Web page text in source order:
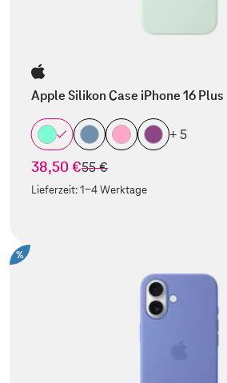
Apple Silikon Case iPhone 16 Plus
+ 5
38,50 €statt
55 €
Lieferzeit:1-4 Werktage
%